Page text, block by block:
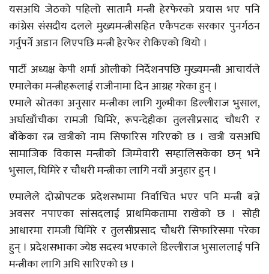
यसअघि जेठको पहिलो सातामै मन्त्री हेरफेरको प्रयास भए पनि
कांग्रेस संसदीय दलले मुख्यमन्त्रीसहित एकैपटक सरकार पुनर्गठन
गर्नुपर्ने अडान लिएपछि मन्त्री हेरफेर रोकिएको थियो ।
पार्टी अध्यक्ष केपी शर्मा ओलीको निर्देशनपछि मुख्यमन्त्री आचार्यले
एमालेका मन्त्रीहरूलाई राजीनामा दिन आग्रह गरेका हुन् ।
एमाले स्रोतका अनुसार मन्त्रीका लागि गुल्मीका डिल्लीराज भुसाल,
अर्घाखाँचीका रामजी घिमिरे, रूपन्देहीका तुलसीप्रसाद चौधरी र
बाँकेका रत्न खत्रीको नाम सिफारिस गरिएको छ । खत्री यसअघि
सामाजिक विकास मन्त्रीको जिम्मेवारी सम्हालिसकेका छन् भने
भुसाल, घिमिरे र चौधरी मन्त्रीका लागि नयाँ अनुहार हुन् ।
एमालेले दोस्रोपटक प्रदेशसभामा निर्वाचित भएर पनि मन्त्री बन्ने
अवसर नपाएका सांसदलाई प्राथमिकतामा राखेको छ । सोही
आधारमा रामजी घिमिरे र तुलसीप्रसाद चौधरी सिफारिसमा परेका
हुन् । प्रदेशसभाका ज्येष्ठ सदस्य भएकाले डिल्लीराज भुसाललाई पनि
मन्त्रीका लागि अघि सारिएको छ ।